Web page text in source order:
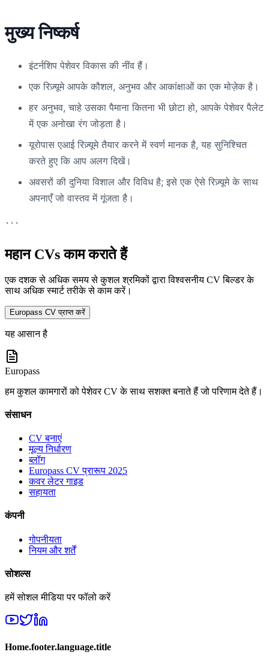
मुख्य निष्कर्ष
इंटर्नशिप पेशेवर विकास की नींव हैं।
एक रिज़्यूमे आपके कौशल, अनुभव और आकांक्षाओं का एक मोज़ेक है।
हर अनुभव, चाहे उसका पैमाना कितना भी छोटा हो, आपके पेशेवर पैलेट
में एक अनोखा रंग जोड़ता है।
यूरोपास एआई रिज़्यूमे तैयार करने में स्वर्ण मानक है, यह सुनिश्चित
करते हुए कि आप अलग दिखें।
अवसरों की दुनिया विशाल और विविध है; इसे एक ऐसे रिज़्यूमे के साथ
अपनाएँ जो वास्तव में गूंजता है।
```
महान CVs काम कराते हैं
एक दशक से अधिक समय से कुशल श्रमिकों द्वारा विश्वसनीय CV बिल्डर के
साथ अधिक स्मार्ट तरीके से काम करें।
Europass CV प्राप्त करें
यह आसान है
Europass
हम कुशल कामगारों को पेशेवर CV के साथ सशक्त बनाते हैं जो परिणाम देते हैं।
संसाधन
CV बनाएं
मूल्य निर्धारण
ब्लॉग
Europass CV प्रारूप 2025
कवर लेटर गाइड
सहायता
कंपनी
गोपनीयता
नियम और शर्तें
सोशल्स
हमें सोशल मीडिया पर फॉलो करें
Home.footer.language.title